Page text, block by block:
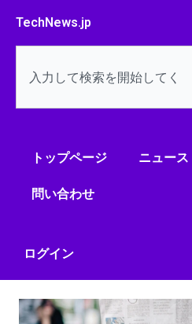
TechNews.jp
トップページ ニュース
問い合わせ
ログイン